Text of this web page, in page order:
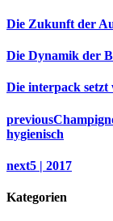
Die Zukunft der
Die Dynamik der
Die interpack
previous
hygienisch
next5 | 2017
Kategorien